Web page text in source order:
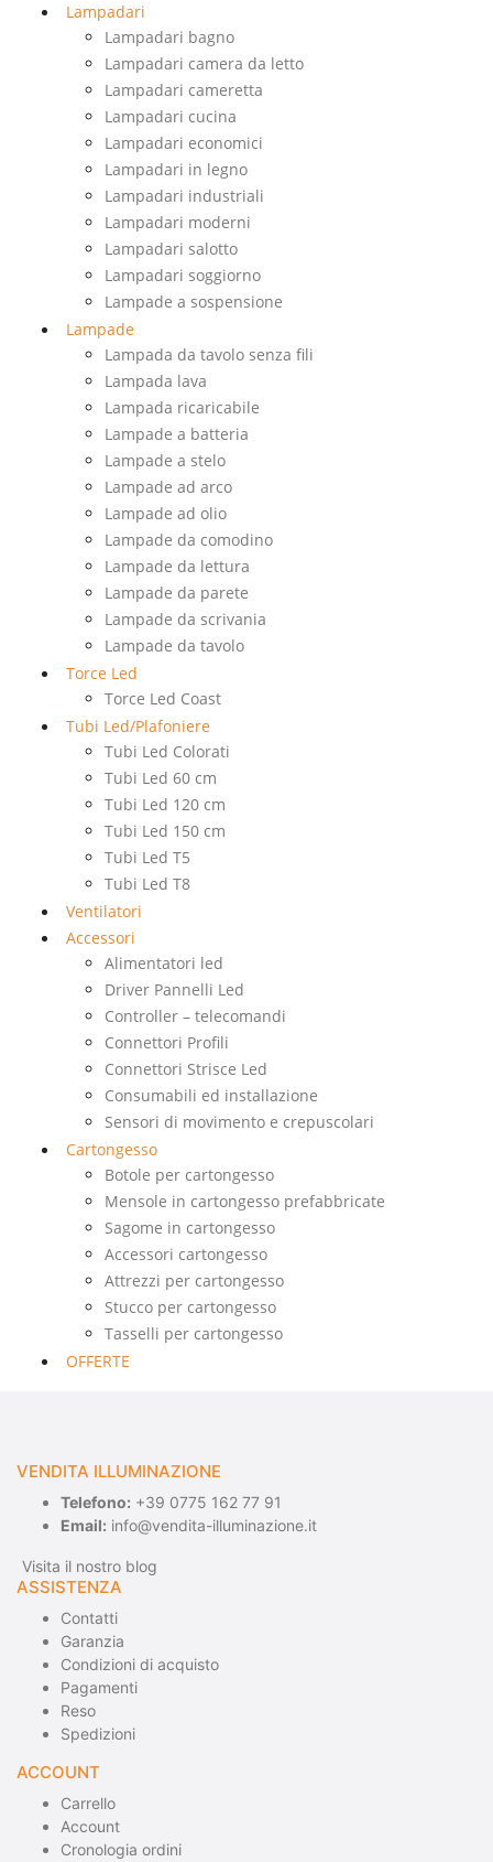
Lampadari
Lampadari bagno
Lampadari camera da letto
Lampadari cameretta
Lampadari cucina
Lampadari economici
Lampadari in legno
Lampadari industriali
Lampadari moderni
Lampadari salotto
Lampadari soggiorno
Lampade a sospensione
Lampade
Lampada da tavolo senza fili
Lampada lava
Lampada ricaricabile
Lampade a batteria
Lampade a stelo
Lampade ad arco
Lampade ad olio
Lampade da comodino
Lampade da lettura
Lampade da parete
Lampade da scrivania
Lampade da tavolo
Torce Led
Torce Led Coast
Tubi Led/Plafoniere
Tubi Led Colorati
Tubi Led 60 cm
Tubi Led 120 cm
Tubi Led 150 cm
Tubi Led T5
Tubi Led T8
Ventilatori
Accessori
Alimentatori led
Driver Pannelli Led
Controller – telecomandi
Connettori Profili
Connettori Strisce Led
Consumabili ed installazione
Sensori di movimento e crepuscolari
Cartongesso
Botole per cartongesso
Mensole in cartongesso prefabbricate
Sagome in cartongesso
Accessori cartongesso
Attrezzi per cartongesso
Stucco per cartongesso
Tasselli per cartongesso
OFFERTE
VENDITA ILLUMINAZIONE
Telefono: +39 0775 162 77 91
Email: info@vendita-illuminazione.it
Visita il nostro blog
ASSISTENZA
Contatti
Garanzia
Condizioni di acquisto
Pagamenti
Reso
Spedizioni
ACCOUNT
Carrello
Account
Cronologia ordini